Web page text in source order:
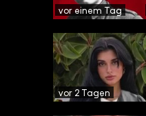
vor einem Tag
vor 2 Tagen